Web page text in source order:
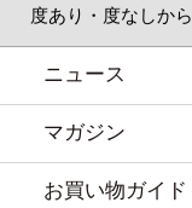
度あり・度なしか
ニュース
マガジン
お買い物ガイド